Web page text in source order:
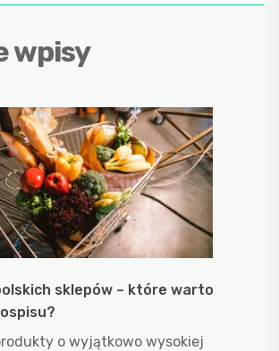
wpisy
sklepów – które warto
o wyjątkowo wysokiej